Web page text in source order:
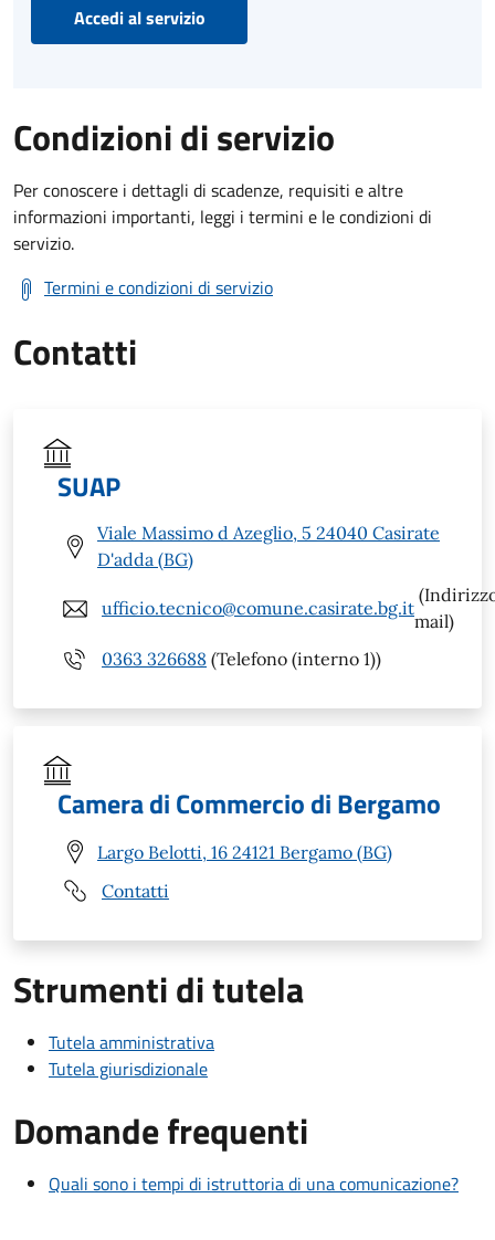
Accedi al servizio
Condizioni di servizio
Per conoscere i dettagli di scadenze, requisiti e altre
informazioni importanti, leggi i termini e le condizioni di
servizio.
Termini e condizioni di servizio
Contatti
SUAP
Viale Massimo d Azeglio, 5 24040 Casirate
D'adda (BG)
ufficio.tecnico@comune.casirate.bg.it
mail)
0363 326688 (Telefono (interno 1))
Camera di Commercio di Bergamo
Largo Belotti, 16 24121 Bergamo (BG)
Contatti
Strumenti di tutela
Tutela amministrativa
Tutela giurisdizionale
Domande frequenti
Quali sono i tempi di istruttoria di una comunicazione?